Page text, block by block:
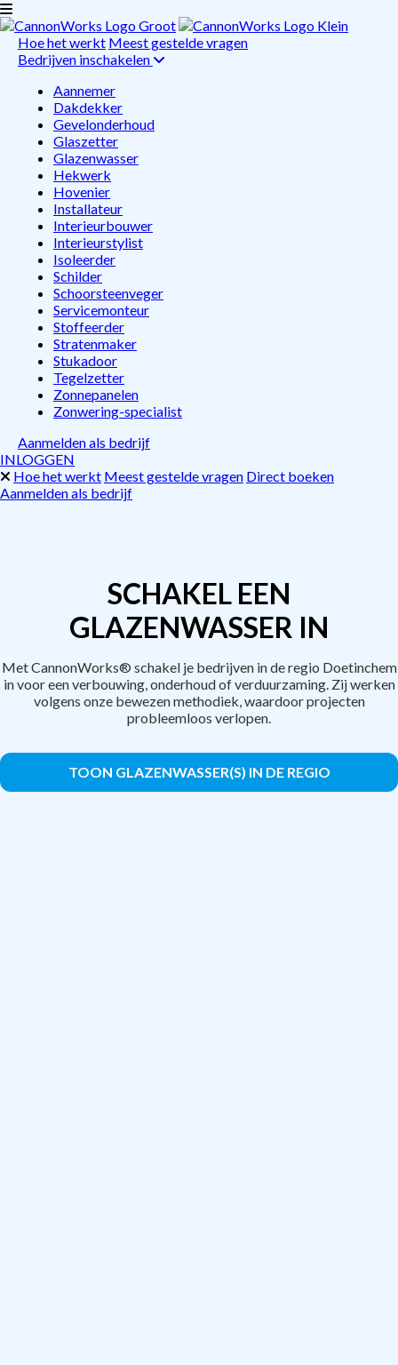
Hoe het werkt Meest gestelde vragen
Bedrijven inschakelen
Aannemer
Dakdekker
Gevelonderhoud
Glaszetter
Glazenwasser
Hekwerk
Hovenier
Installateur
Interieurbouwer
Interieurstylist
Isoleerder
Schilder
Schoorsteenveger
Servicemonteur
Stoffeerder
Stratenmaker
Stukadoor
Tegelzetter
Zonnepanelen
Zonwering-specialist
Aanmelden als bedrijf
INLOGGEN
Hoe het werkt Meest gestelde vragen Direct boeken
Aanmelden als bedrijf
SCHAKEL EEN
GLAZENWASSER IN
Met CannonWorks® schakel je bedrijven in de regio Doetinchem
in voor een verbouwing, onderhoud of verduurzaming. Zij werken
volgens onze bewezen methodiek, waardoor projecten
probleemloos verlopen.
TOON GLAZENWASSER(S) IN DE REGIO